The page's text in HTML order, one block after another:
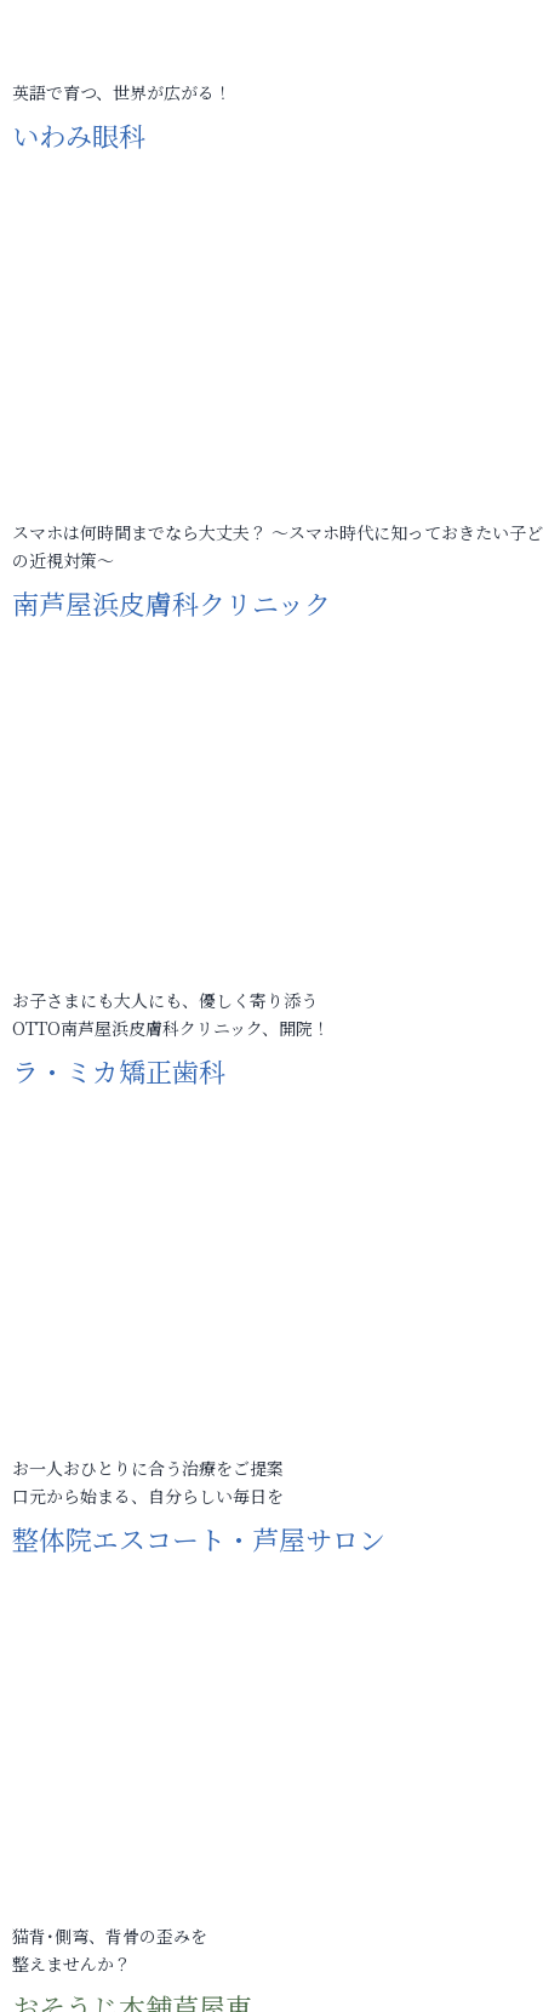
英語で育つ、世界が広がる！
いわみ眼科
スマホは何時間までなら大丈夫？ ～スマホ時代に知っておきたい子
の近視対策～
南芦屋浜皮膚科クリニック
お子さまにも大人にも、優しく寄り添う
OTTO南芦屋浜皮膚科クリニック、開院！
ラ・ミカ矯正歯科
お一人おひとりに合う治療をご提案
口元から始まる、自分らしい毎日を
整体院エスコート・芦屋サロン
猫背･側弯、背骨の歪みを
整えませんか？